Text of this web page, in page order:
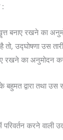
:
रखने का
तो, उद्घोषणा उस
रखने का अनुमोदन
द्वारा तथा
करने